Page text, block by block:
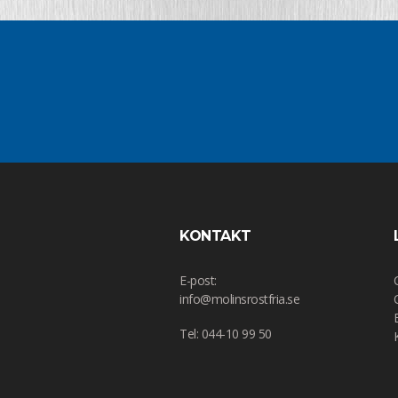
KONTAKT
E-post:
info@molinsrostfria.se
Tel: 044-10 99 50